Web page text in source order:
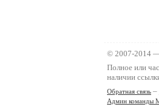
© 2007-2014
Полное или
наличии
Обратная связь –
Админ команды